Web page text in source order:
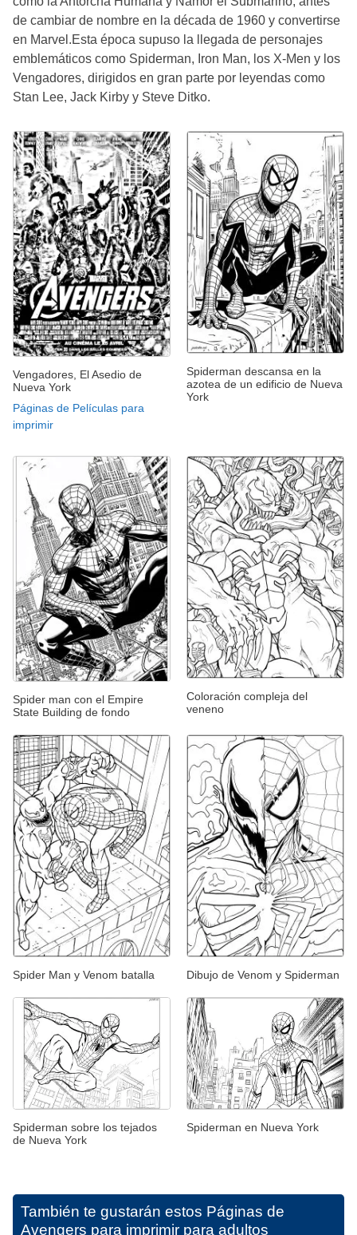
de cambiar de nombre en la década de 1960 y convertirse
en Marvel.Esta época supuso la llegada de personajes
emblemáticos como Spiderman, Iron Man, los X-Men y los
Vengadores, dirigidos en gran parte por leyendas como
Stan Lee, Jack Kirby y Steve Ditko.
Vengadores, El Asedio de
Nueva York
Páginas de Películas para
imprimir
Spiderman descansa en la
azotea de un edificio de Nueva
York
Spider man con el Empire
State Building de fondo
Coloración compleja del
veneno
Spider Man y Venom batalla Dibujo de Venom y Spiderman
Spiderman sobre los tejados
de Nueva York
Spiderman en Nueva York
También te gustarán estos Páginas de
Avengers para imprimir para adultos